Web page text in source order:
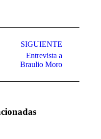
SIGUIENTE
Publicación
siguiente:
Entrevista a
Braulio Moro